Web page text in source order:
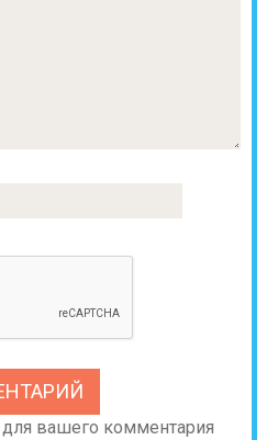
вашего комментария